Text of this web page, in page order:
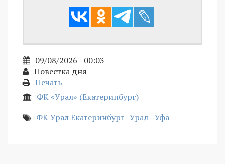
09/08/2026 - 00:03
Повестка дня
Печать
ФК «Урал» (Екатеринбург)
ФК Урал Екатеринбург Урал - Уфа